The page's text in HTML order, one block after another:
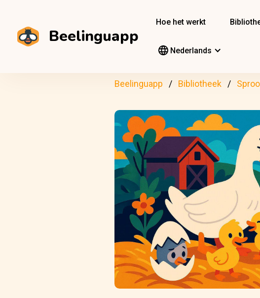
Beelinguapp
Hoe het werkt
Nederlands
Beelinguapp Bibliotheek